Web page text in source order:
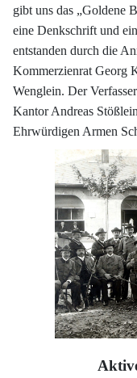
gibt uns das „Goldene
eine Denkschrift und
entstanden durch die
Kommerzienrat Georg
Wenglein. Der
Kantor Andreas
Ehrwürdigen Armen